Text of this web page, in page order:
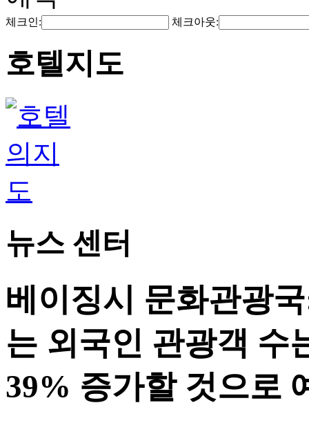
체크인: 체크아웃:
호텔지도
뉴스 센터
베이징시 문화관광
는 외국인 관광객 수
39% 증가할 것으로